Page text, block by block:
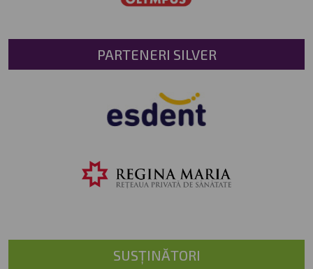
PARTENERI SILVER
SUSȚINĂTORI